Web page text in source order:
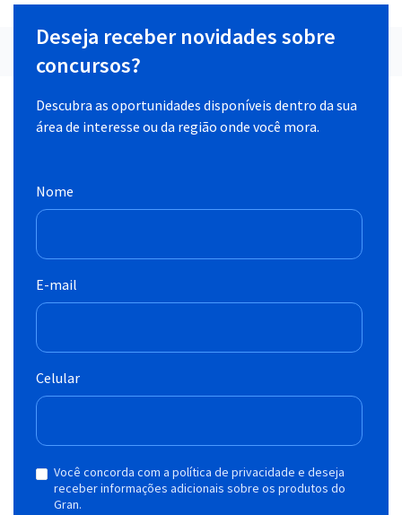
Deseja receber novidades sobre
concursos?
Descubra as oportunidades disponíveis dentro da sua
área de interesse ou da região onde você mora.
Nome
E-mail
Celular
Você concorda com a política de privacidade e deseja
receber informações adicionais sobre os produtos do
Gran.